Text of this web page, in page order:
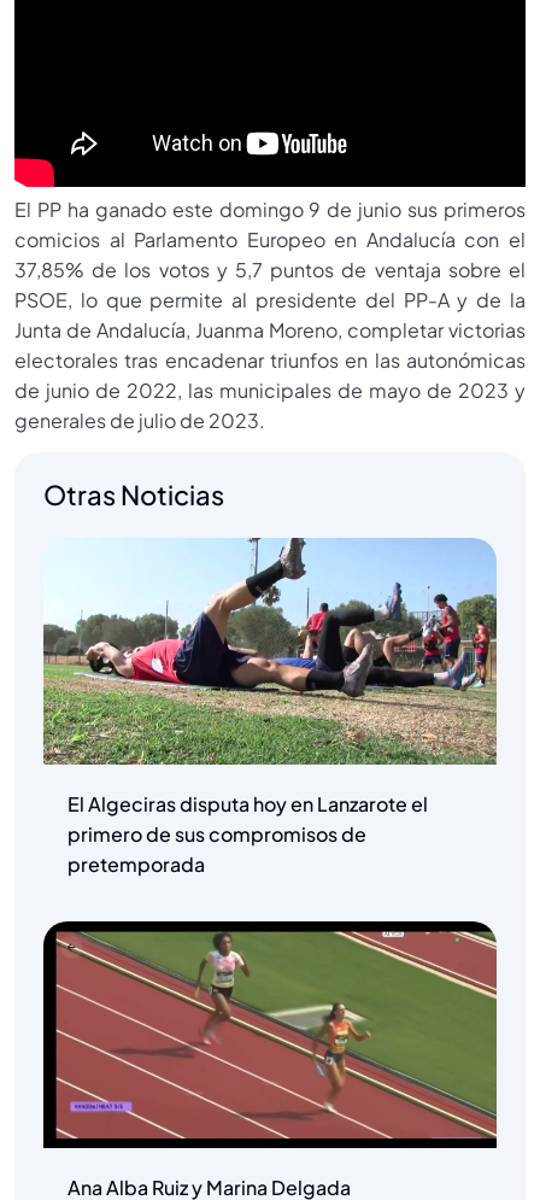
El PP ha ganado este domingo 9 de junio sus primeros
comicios al Parlamento Europeo en Andalucía con el
37,85% de los votos y 5,7 puntos de ventaja sobre el
PSOE, lo que permite al presidente del PP-A y de la
Junta de Andalucía, Juanma Moreno, completar victorias
electorales tras encadenar triunfos en las autonómicas
de junio de 2022, las municipales de mayo de 2023 y
generales de julio de 2023.
Otras Noticias
El Algeciras disputa hoy en Lanzarote el
primero de sus compromisos de
pretemporada
Ana Alba Ruiz y Marina Delgada